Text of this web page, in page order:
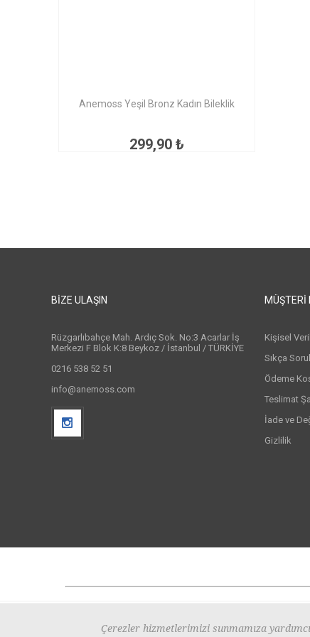
Anemoss Yeşil Bronz Kadın Bileklik
299,90 ₺
BIZE ULAŞIN
Rüzgarlıbahçe Mah. Ardıç Sok. No:3 Acarlar İş
Merkezi F Blok K:8 Beykoz / İstanbul / TÜRKİYE
0216 538 52 51
info@anemoss.com
MÜŞTERI
Kişisel
Sıkça
Ödeme
Teslimat
İade ve
Gizlilik
Çerezler hizmetlerimizi sunmamıza